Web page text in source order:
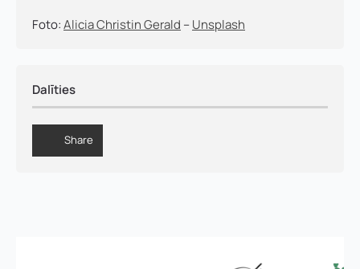
Foto:Alicia Christin Gerald –Unsplash
Dalīties
Share
Pieteikties